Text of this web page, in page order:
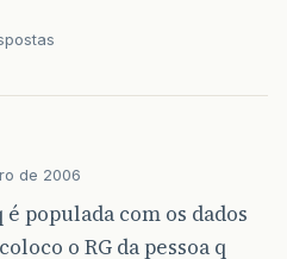
de 2006
populada com os dados
o RG da pessoa q